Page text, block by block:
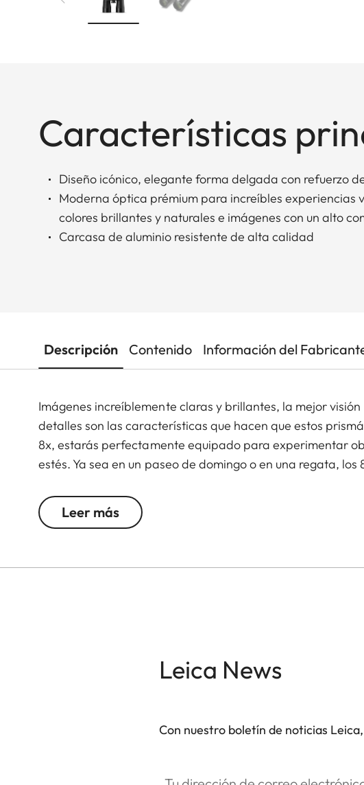
Características
Diseño icónico, elegante forma delgada con refuerzo
Moderna óptica prémium para increíbles experiencias
colores brillantes y naturales e imágenes con un alto
Carcasa de aluminio resistente de alta calidad
Descripción Contenido Información del
Imágenes increíblemente claras y brillantes, la mejor
detalles son las características que hacen que estos
8x, estarás perfectamente equipado para experimentar
estés. Ya sea en un paseo de domingo o en una regata,
La vuelta del icónico prismático de la misión Apolo
mercado, y gracias a ellos podrás disfrutar de hasta el
ve el ojo humano. Las imágenes son nítidas con colores
manejo intuitivo, te permitirá observar momentos muy
especialmente al viajar.
Leer más
Leica News
Con nuestro boletín de noticias